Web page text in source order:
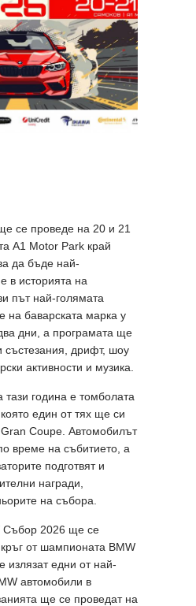
се проведе на 20 и 21
A1 Motor Park край
да бъде най-
в историята на
път най-голямата
на баварската марка у
дни, а програмата ще
състезания, дрифт, шоу
активности и музика.
тази година е томболата
един от тях ще си
Coupe. Автомобилът
време на събитието, а
подготвят и
награди,
на събора.
Събор 2026 ще се
от шампионата BMW
излязат едни от най-
автомобили в
ще се проведат на